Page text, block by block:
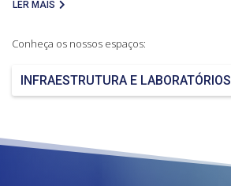
LER MAIS
Conheça os nossos espaços:
INFRAESTRUTURA E LABORATÓRIOS